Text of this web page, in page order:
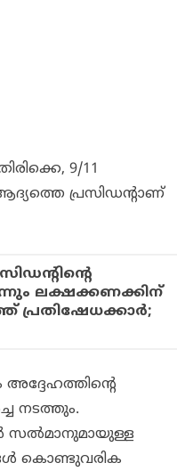
9/11
പ്രസിഡന്റാണ്
ലക്ഷക്കണക്കിന്
പ്രതിഷേധക്കാര്‍;
നടത്തും.
സല്‍മാനുമായുള്ള
കൊണ്ടുവരിക